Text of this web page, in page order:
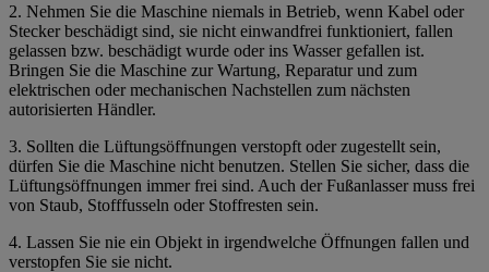
2. Nehmen Sie die Maschine niemals in Betrieb, wenn Kabel oder
Stecker beschädigt sind, sie nicht einwandfrei funktioniert, fallen
gelassen bzw. beschädigt wurde oder ins Wasser gefallen ist.
Bringen Sie die Maschine zur Wartung, Reparatur und zum
elektrischen oder mechanischen Nachstellen zum nächsten
autorisierten Händler.
3. Sollten die Lüftungsöffnungen verstopft oder zugestellt sein,
dürfen Sie die Maschine nicht benutzen. Stellen Sie sicher, dass die
Lüftungsöffnungen immer frei sind. Auch der Fußanlasser muss frei
von Staub, Stofffusseln oder Stoffresten sein.
4. Lassen Sie nie ein Objekt in irgendwelche Öffnungen fallen und
verstopfen Sie sie nicht.